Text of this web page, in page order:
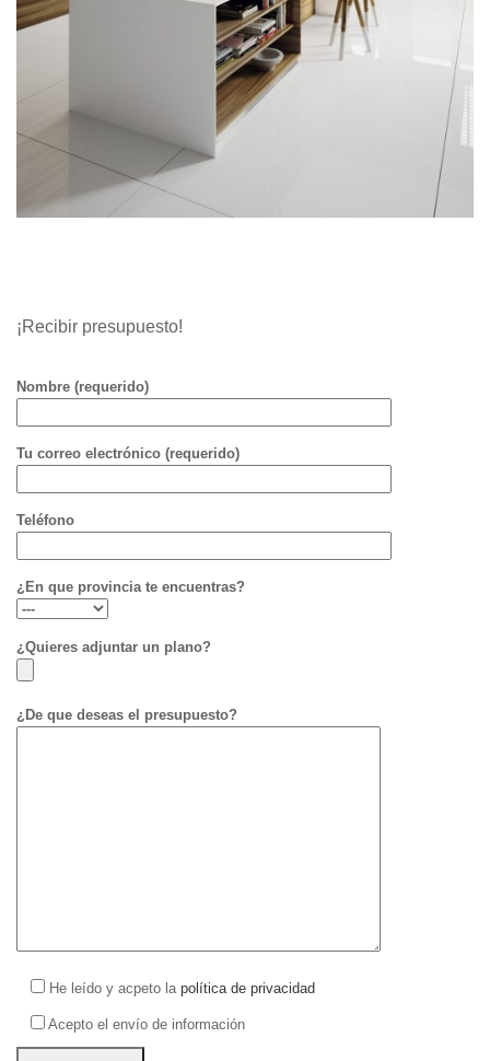
¡Recibir presupuesto!
Nombre (requerido)
Tu correo electrónico (requerido)
Teléfono
¿En que provincia te encuentras?
¿Quieres adjuntar un plano?
¿De que deseas el presupuesto?
He leído y acpeto la política de privacidad
Acepto el envío de información